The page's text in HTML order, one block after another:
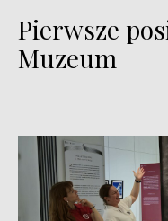
Pierwsze
Muzeum